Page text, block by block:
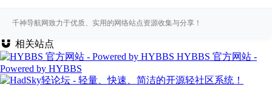
千神导航网致力于优质、实用的网络站点资源收集与分享！
相关站点
HYBBS 官方网站 -
Powered by HYBBS